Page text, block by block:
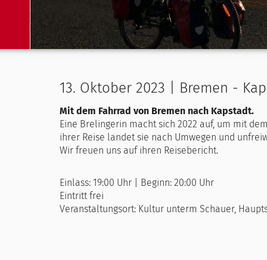
13. Oktober 2023 | Bremen -
Mit dem Fahrrad von Bremen nach Kapstadt.
Eine Brelingerin macht sich 2022 auf, um mit
ihrer Reise landet sie nach Umwegen und
Wir freuen uns auf ihren Reisebericht.
Einlass: 19:00 Uhr | Beginn: 20:00 Uhr
Eintritt frei
Veranstaltungsort: Kultur unterm Schauer,